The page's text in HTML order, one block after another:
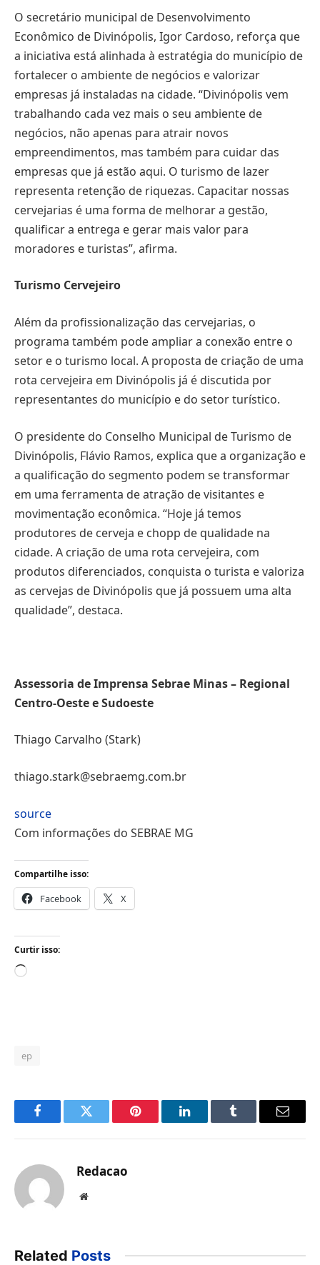
O secretário municipal de Desenvolvimento
Econômico de Divinópolis, Igor Cardoso, reforça que
a iniciativa está alinhada à estratégia do município de
fortalecer o ambiente de negócios e valorizar
empresas já instaladas na cidade. “Divinópolis vem
trabalhando cada vez mais o seu ambiente de
negócios, não apenas para atrair novos
empreendimentos, mas também para cuidar das
empresas que já estão aqui. O turismo de lazer
representa retenção de riquezas. Capacitar nossas
cervejarias é uma forma de melhorar a gestão,
qualificar a entrega e gerar mais valor para
moradores e turistas”, afirma.
Turismo Cervejeiro
Além da profissionalização das cervejarias, o
programa também pode ampliar a conexão entre o
setor e o turismo local. A proposta de criação de uma
rota cervejeira em Divinópolis já é discutida por
representantes do município e do setor turístico.
O presidente do Conselho Municipal de Turismo de
Divinópolis, Flávio Ramos, explica que a organização e
a qualificação do segmento podem se transformar
em uma ferramenta de atração de visitantes e
movimentação econômica. “Hoje já temos
produtores de cerveja e chopp de qualidade na
cidade. A criação de uma rota cervejeira, com
produtos diferenciados, conquista o turista e valoriza
as cervejas de Divinópolis que já possuem uma alta
qualidade”, destaca.
Assessoria de Imprensa Sebrae Minas – Regional
Centro-Oeste e Sudoeste
Thiago Carvalho (Stark)
thiago.stark@sebraemg.com.br
source
Com informações do SEBRAE MG
Compartilhe isso:
Facebook X
Curtir isso:
Carregando...
ep
FacebookTwitter Pinterest LinkedInTumblr Email
Redacao
Website
Related Posts